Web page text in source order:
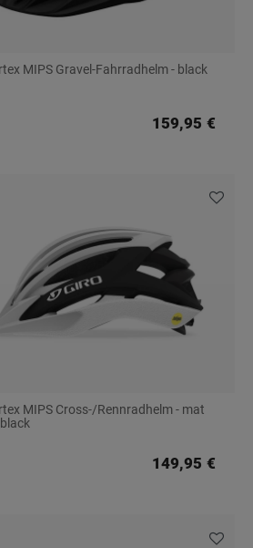
MIPS Gravel-Fahrradhelm - black
159,95 €
MIPS Cross-/Rennradhelm - mat
149,95 €